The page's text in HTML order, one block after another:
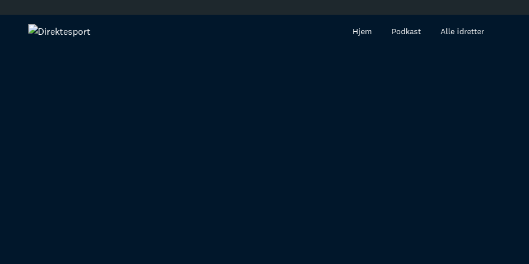
innhold
Hjem Podkast Alle idretter